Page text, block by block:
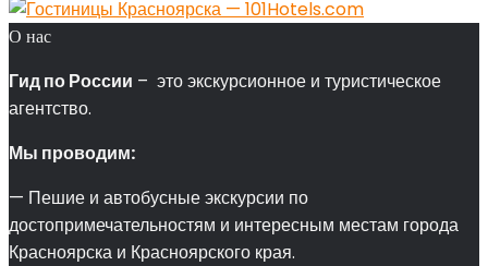
О нас
Гид по России – это экскурсионное и туристическое
агентство.
Мы проводим:
— Пешие и автобусные экскурсии по
достопримечательностям и интересным местам города
Красноярска и Красноярского края.